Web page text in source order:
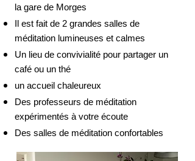
la gare de Morges
Il est fait de 2 grandes salles de
méditation lumineuses et calmes
Un lieu de convivialité pour partager un
café ou un thé
un accueil chaleureux
Des professeurs de méditation
expérimentés à votre écoute
Des salles de méditation confortables